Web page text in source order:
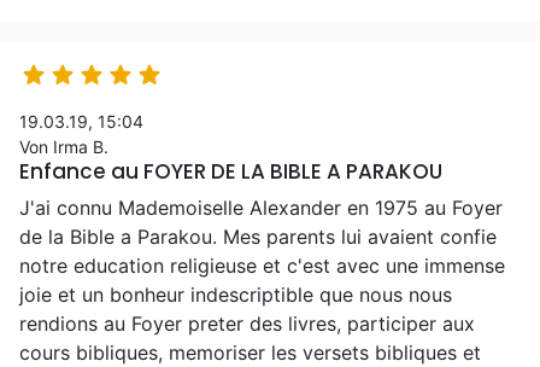
    
19.03.19, 15:04
Von Irma B.
Enfance au FOYER DE LA BIBLE A PARAKOU
J'ai connu Mademoiselle Alexander en 1975 au Foyer
de la Bible a Parakou. Mes parents lui avaient confie
notre education religieuse et c'est avec une immense
joie et un bonheur indescriptible que nous nous
rendions au Foyer preter des livres, participer aux
cours bibliques, memoriser les versets bibliques et